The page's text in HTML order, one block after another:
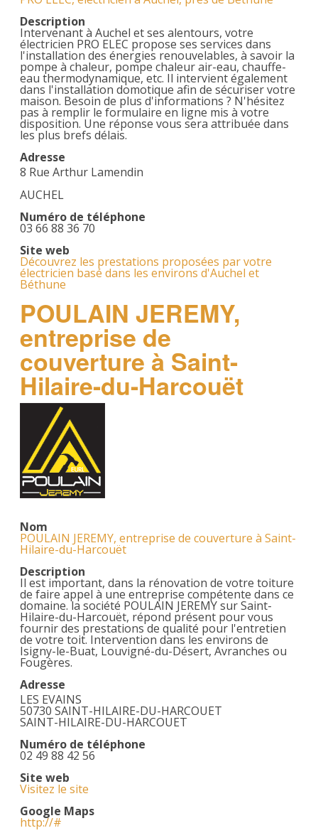
Description
Intervenant à Auchel et ses alentours, votre
électricien PRO ELEC propose ses services dans
l'installation des énergies renouvelables, à savoir la
pompe à chaleur, pompe chaleur air-eau, chauffe-
eau thermodynamique, etc. Il intervient également
dans l'installation domotique afin de sécuriser votre
maison. Besoin de plus d'informations ? N'hésitez
pas à remplir le formulaire en ligne mis à votre
disposition. Une réponse vous sera attribuée dans
les plus brefs délais.
Adresse
8 Rue Arthur Lamendin
AUCHEL
Numéro de téléphone
03 66 88 36 70
Site web
Découvrez les prestations proposées par votre
électricien basé dans les environs d'Auchel et
Béthune
POULAIN JEREMY,
entreprise de
couverture à Saint-
Hilaire-du-Harcouët
Nom
POULAIN JEREMY, entreprise de couverture à Saint-
Hilaire-du-Harcouët
Description
Il est important, dans la rénovation de votre toiture
de faire appel à une entreprise compétente dans ce
domaine. la société POULAIN JEREMY sur Saint-
Hilaire-du-Harcouët, répond présent pour vous
fournir des prestations de qualité pour l'entretien
de votre toit. Intervention dans les environs de
Isigny-le-Buat, Louvigné-du-Désert, Avranches ou
Fougères.
Adresse
LES EVAINS
50730 SAINT-HILAIRE-DU-HARCOUET
SAINT-HILAIRE-DU-HARCOUET
Numéro de téléphone
02 49 88 42 56
Site web
Visitez le site
Google Maps
http://#